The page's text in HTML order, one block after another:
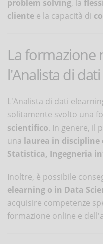
problem solving, la
cliente e la capacità di
La formazione
l'Analista di
L'Analista di dati
solitamente svolto una
scientifico. In genere, il
una laurea in discipline
Statistica, Ingegneria
Inoltre, è possibile
elearning o in Data
acquisire competenze
formazione online e